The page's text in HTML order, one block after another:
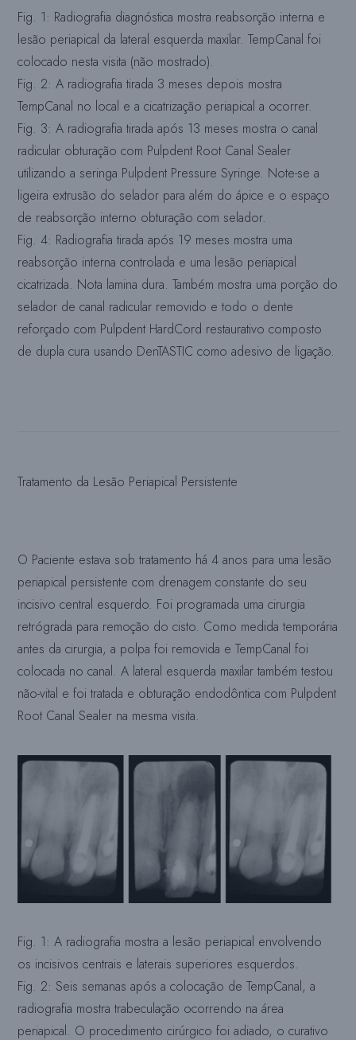
Fig. 1: Radiografia diagnóstica mostra reabsorção interna e
lesão periapical da lateral esquerda maxilar. TempCanal foi
colocado nesta visita (não mostrado).
Fig. 2: A radiografia tirada 3 meses depois mostra
TempCanal no local e a cicatrização periapical a ocorrer.
Fig. 3: A radiografia tirada após 13 meses mostra o canal
radicular obturação com Pulpdent Root Canal Sealer
utilizando a seringa Pulpdent Pressure Syringe. Note-se a
ligeira extrusão do selador para além do ápice e o espaço
de reabsorção interno obturação com selador.
Fig. 4: Radiografia tirada após 19 meses mostra uma
reabsorção interna controlada e uma lesão periapical
cicatrizada. Nota lamina dura. Também mostra uma porção do
selador de canal radicular removido e todo o dente
reforçado com Pulpdent HardCord restaurativo composto
de dupla cura usando DenTASTIC como adesivo de ligação.
Tratamento da Lesão Periapical Persistente
O Paciente estava sob tratamento há 4 anos para uma lesão
periapical persistente com drenagem constante do seu
incisivo central esquerdo. Foi programada uma cirurgia
retrógrada para remoção do cisto. Como medida temporária
antes da cirurgia, a polpa foi removida e TempCanal foi
colocada no canal. A lateral esquerda maxilar também testou
não-vital e foi tratada e obturação endodôntica com Pulpdent
Root Canal Sealer na mesma visita.
Fig. 1: A radiografia mostra a lesão periapical envolvendo
os incisivos centrais e laterais superiores esquerdos.
Fig. 2: Seis semanas após a colocação de TempCanal, a
radiografia mostra trabeculação ocorrendo na área
periapical. O procedimento cirúrgico foi adiado, o curativo